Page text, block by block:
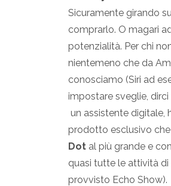
Sicuramente girando
comprarlo. O magari
potenzialità. Per chi
nientemeno che da
conosciamo (Siri ad
impostare sveglie,
un assistente digitale,
prodotto esclusivo
Dot al più grande e
quasi tutte le attività di
provvisto Echo Show).